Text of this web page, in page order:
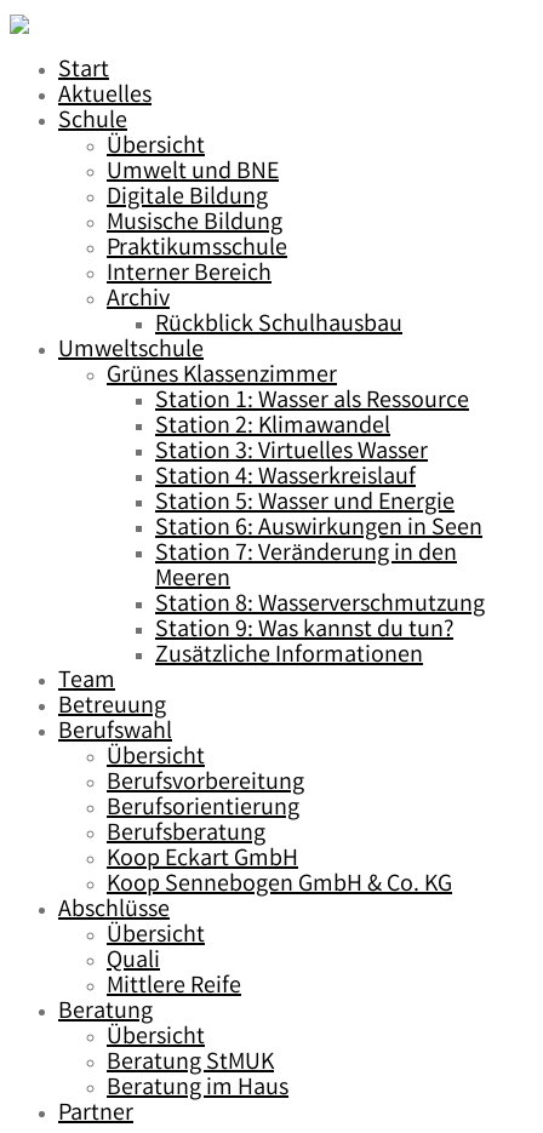
Start
Aktuelles
Schule
Übersicht
Umwelt und BNE
Digitale Bildung
Musische Bildung
Praktikumsschule
Interner Bereich
Archiv
Rückblick Schulhausbau
Umweltschule
Grünes Klassenzimmer
Station 1: Wasser als Ressource
Station 2: Klimawandel
Station 3: Virtuelles Wasser
Station 4: Wasserkreislauf
Station 5: Wasser und Energie
Station 6: Auswirkungen in Seen
Station 7: Veränderung in den
Meeren
Station 8: Wasserverschmutzung
Station 9: Was kannst du tun?
Zusätzliche Informationen
Team
Betreuung
Berufswahl
Übersicht
Berufsvorbereitung
Berufsorientierung
Berufsberatung
Koop Eckart GmbH
Koop Sennebogen GmbH & Co. KG
Abschlüsse
Übersicht
Quali
Mittlere Reife
Beratung
Übersicht
Beratung StMUK
Beratung im Haus
Partner